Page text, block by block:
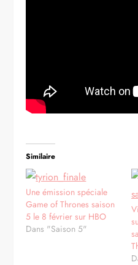
Similaire
Une émission spéciale
Game of Thrones saison
5 le 8 février sur HBO
Dans "Saison 5"